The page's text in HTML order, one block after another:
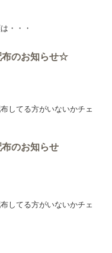
・・・
布のお知らせ☆
してる方がいないかチェ
のお知らせ
してる方がいないかチェ